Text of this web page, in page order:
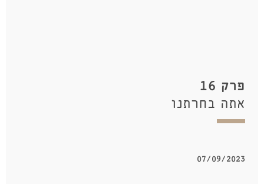
פרק 16
אתה בחרתנו
07/09/2023